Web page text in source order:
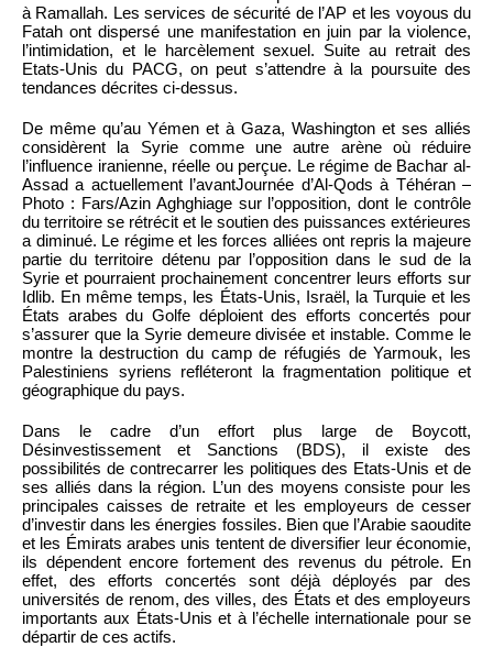
à Ramallah. Les services de sécurité de l’AP et les voyous du
Fatah ont dispersé une manifestation en juin par la violence,
l’intimidation, et le harcèlement sexuel. Suite au retrait des
Etats-Unis du PACG, on peut s’attendre à la poursuite des
tendances décrites ci-dessus.
De même qu’au Yémen et à Gaza, Washington et ses alliés
considèrent la Syrie comme une autre arène où réduire
l’influence iranienne, réelle ou perçue. Le régime de Bachar al-
Assad a actuellement l’avantJournée d’Al-Qods à Téhéran –
Photo : Fars/Azin Aghghiage sur l’opposition, dont le contrôle
du territoire se rétrécit et le soutien des puissances extérieures
a diminué. Le régime et les forces alliées ont repris la majeure
partie du territoire détenu par l’opposition dans le sud de la
Syrie et pourraient prochainement concentrer leurs efforts sur
Idlib. En même temps, les États-Unis, Israël, la Turquie et les
États arabes du Golfe déploient des efforts concertés pour
s’assurer que la Syrie demeure divisée et instable. Comme le
montre la destruction du camp de réfugiés de Yarmouk, les
Palestiniens syriens refléteront la fragmentation politique et
géographique du pays.
Dans le cadre d’un effort plus large de Boycott,
Désinvestissement et Sanctions (BDS), il existe des
possibilités de contrecarrer les politiques des Etats-Unis et de
ses alliés dans la région. L’un des moyens consiste pour les
principales caisses de retraite et les employeurs de cesser
d’investir dans les énergies fossiles. Bien que l’Arabie saoudite
et les Émirats arabes unis tentent de diversifier leur économie,
ils dépendent encore fortement des revenus du pétrole. En
effet, des efforts concertés sont déjà déployés par des
universités de renom, des villes, des États et des employeurs
importants aux États-Unis et à l’échelle internationale pour se
départir de ces actifs.